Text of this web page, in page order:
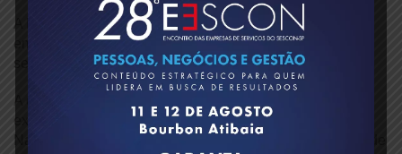
A Receita esclareceu ainda que as solicitações seguem
em processamento automático nos próximos dias, não
sendo necessário realizar novo envio.
A orientação oficial é que o acompanhamento seja feito
exclusivamente pelos serviços do Portal do Simples